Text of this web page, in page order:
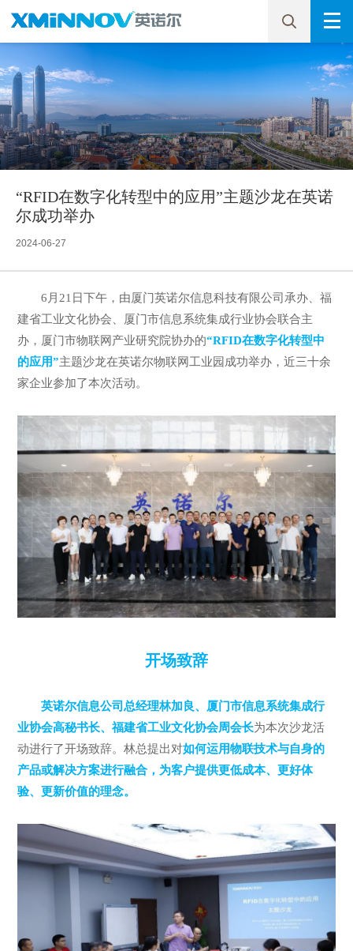
“RFID在数字化转型中的应用”主题沙龙在英诺
尔成功举办
2024-06-27
6月21日下午，由厦门英诺尔信息科技有限公司承办、福
建省工业文化协会、厦门市信息系统集成行业协会联合主
办，厦门市物联网产业研究院协办的“RFID在数字化转型中
的应用”主题沙龙在英诺尔物联网工业园成功举办，近三十余
家企业参加了本次活动。
开场致辞
英诺尔信息公司总经理林加良、厦门市信息系统集成行
业协会高秘书长、福建省工业文化协会周会长为本次沙龙活
动进行了开场致辞。林总提出对如何运用物联技术与自身的
产品或解决方案进行融合，为客户提供更低成本、更好体
验、更新价值的理念。